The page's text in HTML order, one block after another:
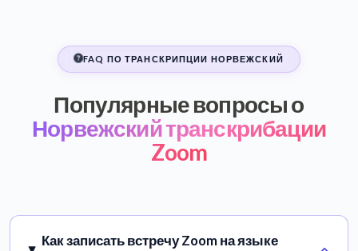
FAQ ПО ТРАНСКРИПЦИИ НОРВЕЖСКИЙ
Популярные вопросы о
Норвежский транскрибации
Zoom
Как записать встречу Zoom на языке